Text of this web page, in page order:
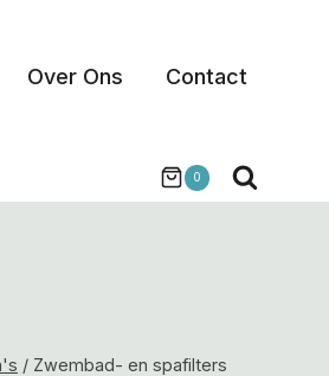
Over Ons Contact
0
/ Zwembad- en spafilters